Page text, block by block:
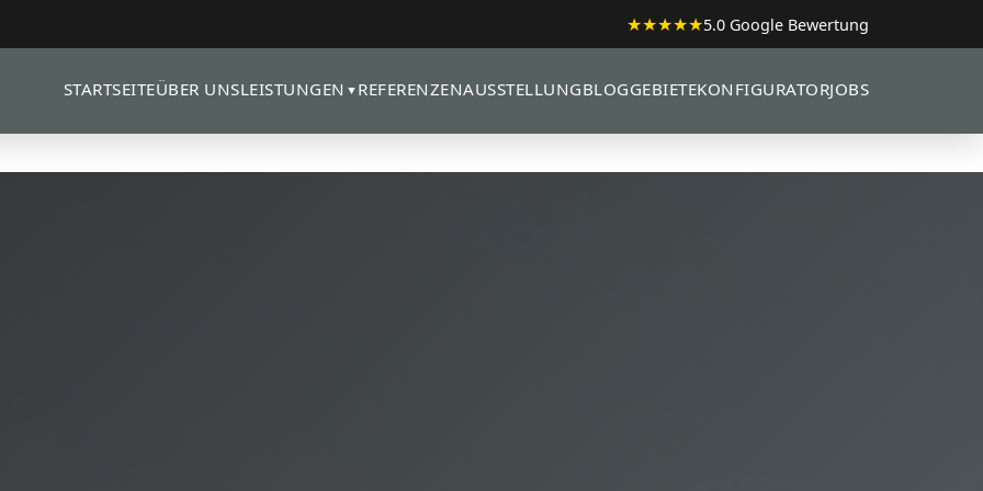
★★★★★5.0 Google Bewertung
STARTSEITEÜBER UNSLEISTUNGEN ▼ REFERENZENAUSSTELLUNGBLOGGEBIETEKONFIGURATORJOBS